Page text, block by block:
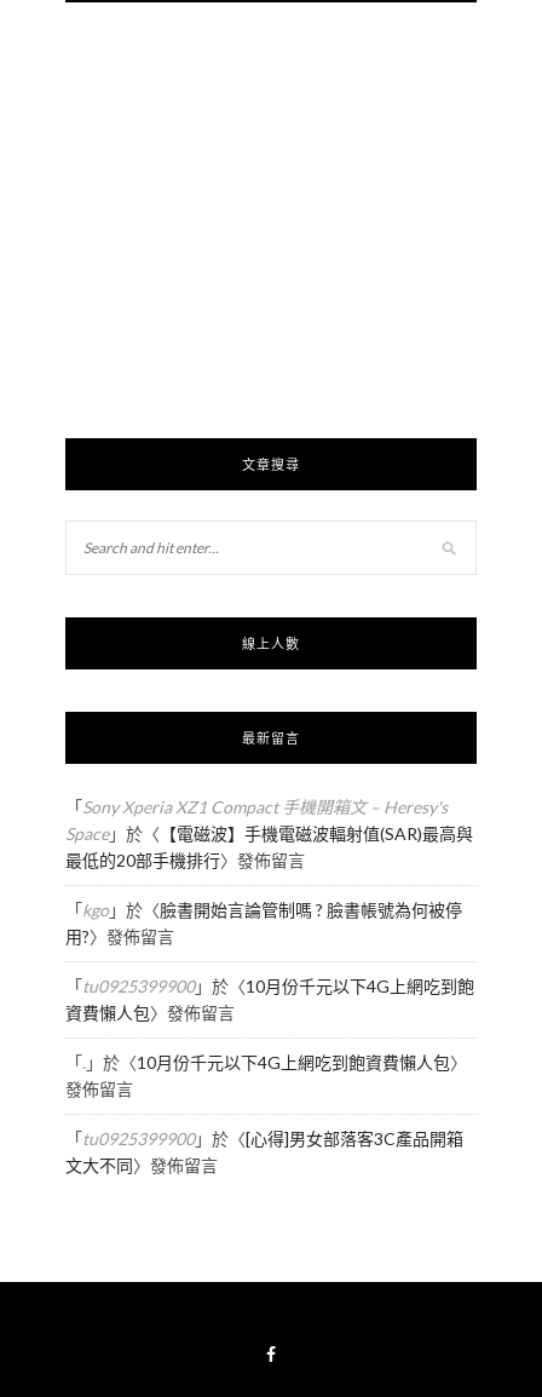
文章搜尋
線上人數
最新留言
「Sony Xperia XZ1 Compact 手機開箱文 – Heresy's
Space」於〈 【電磁波】手機電磁波輻射值(SAR)最高與
最低的20部手機排行〉發佈留言
「kgo」於〈臉書開始言論管制嗎 ? 臉書帳號為何被停
用?〉發佈留言
「tu0925399900」於〈10月份千元以下4G上網吃到飽
資費懶人包〉發佈留言
「.」於〈10月份千元以下4G上網吃到飽資費懶人包〉
發佈留言
「tu0925399900」於〈[心得]男女部落客3C產品開箱
文大不同〉發佈留言